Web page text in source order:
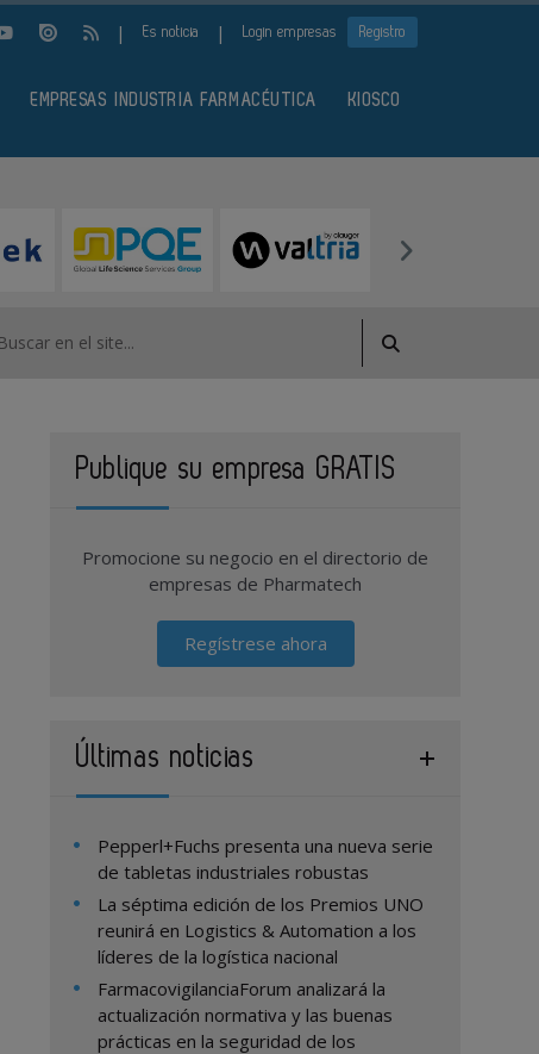
| Es noticia | Login empresas Registro
EMPRESAS INDUSTRIA FARMACÉUTICA KIOSCO
Publique su empresa GRATIS
Promocione su negocio en el directorio de
empresas de Pharmatech
Regístrese ahora
Últimas noticias
Pepperl+Fuchs presenta una nueva serie
de tabletas industriales robustas
La séptima edición de los Premios UNO
reunirá en Logistics & Automation a los
líderes de la logística nacional
FarmacovigilanciaForum analizará la
actualización normativa y las buenas
prácticas en la seguridad de los